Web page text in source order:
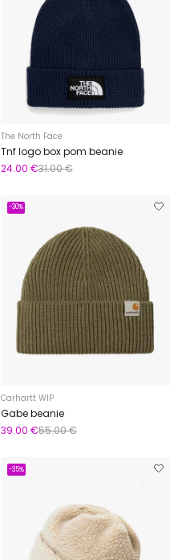
The North Face
Tnf logo box pom beanie
24.00 €31.00 €
-30%
Carhartt WIP
Gabe beanie
39.00 €55.00 €
-35%